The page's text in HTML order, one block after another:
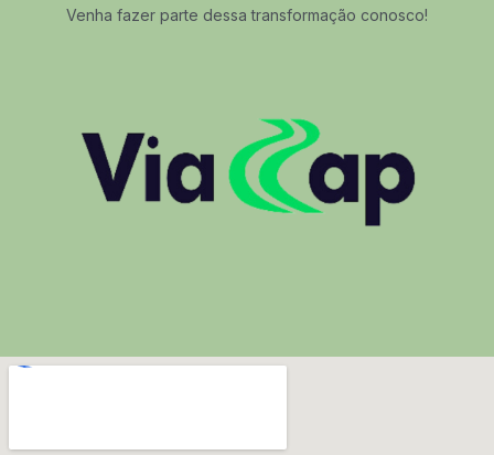
Venha fazer parte dessa transformação conosco!